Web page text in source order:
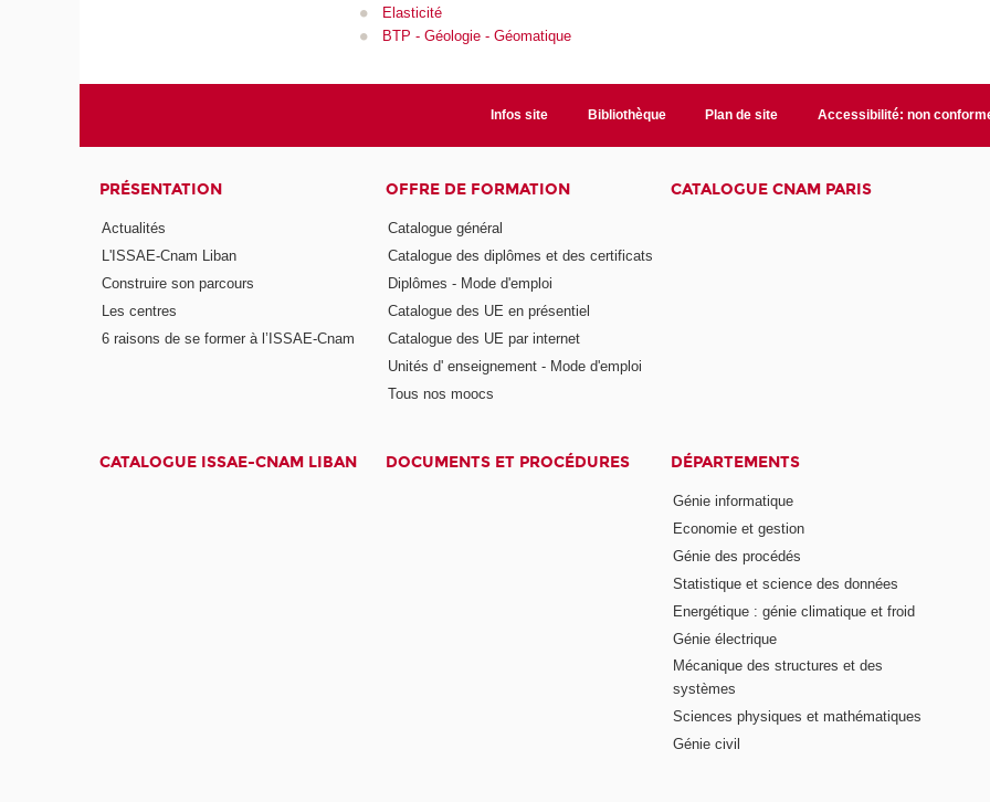
Elasticité
BTP - Géologie - Géomatique
Infos site Bibliothèque Plan de site Accessibilité: non
PRÉSENTATION
Actualités
L'ISSAE-Cnam Liban
Construire son parcours
Les centres
6 raisons de se former à l’ISSAE-Cnam
OFFRE DE FORMATION
Catalogue général
Catalogue des diplômes et des certificats
Diplômes - Mode d'emploi
Catalogue des UE en présentiel
Catalogue des UE par internet
Unités d' enseignement - Mode d'emploi
Tous nos moocs
CATALOGUE CNAM PARIS
CATALOGUE ISSAE-CNAM LIBAN DOCUMENTS ET PROCÉDURES DÉPARTEMENTS
Génie informatique
Economie et gestion
Génie des procédés
Statistique et science des données
Energétique : génie climatique et froid
Génie électrique
Mécanique des structures et des
systèmes
Sciences physiques et mathématiques
Génie civil